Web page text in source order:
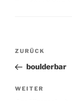
Vorheriger
Beitrag
ZURÜCK
boulderbar
Nächster
WEITER